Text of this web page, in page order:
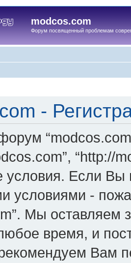
modcos.com
Форум посвященный проблемам
-
“http://
Если Вы
условиями -
Мы оставляем
время, и
Вам